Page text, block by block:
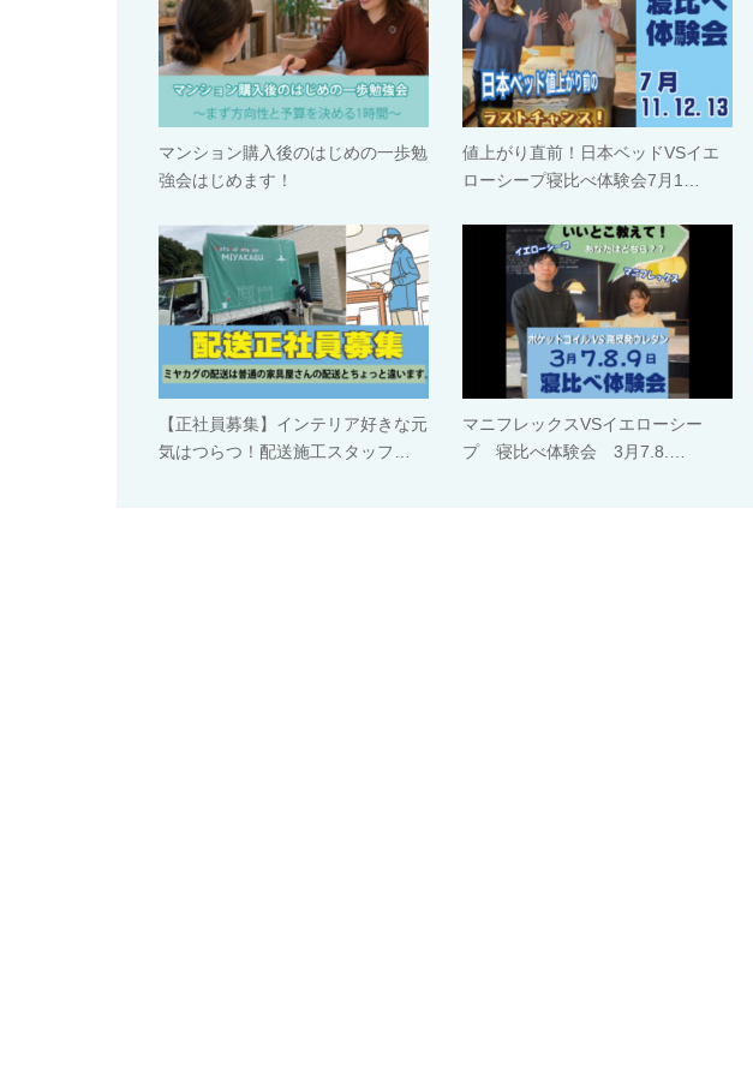
マンション購入後のはじめの一歩勉
強会はじめます！
値上がり直前！日本ベッドVSイエ
ローシープ寝比べ体験会7月1…
【正社員募集】インテリア好きな元
気はつらつ！配送施工スタッフ…
マニフレックスVSイエローシー
プ 寝比べ体験会 3月7.8.…